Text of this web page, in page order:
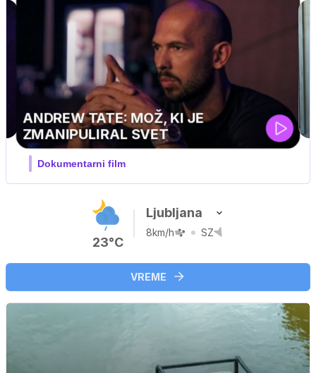
MOJ PRIJATELJ PINGVIN
Film meseca / družinski, pustolovski
23°C
Ljubljana
8km/h SZ
VREME